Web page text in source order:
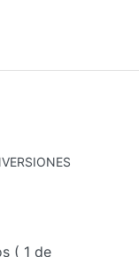
( 1 de